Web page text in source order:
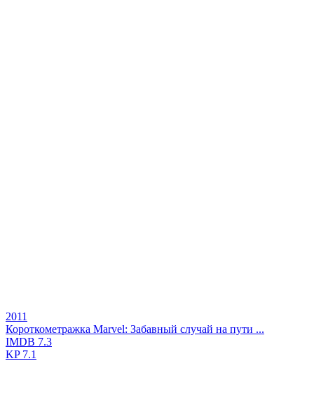
2011
Короткометражка Marvel: Забавный случай на пути ...
IMDB 7.3
KP7.1